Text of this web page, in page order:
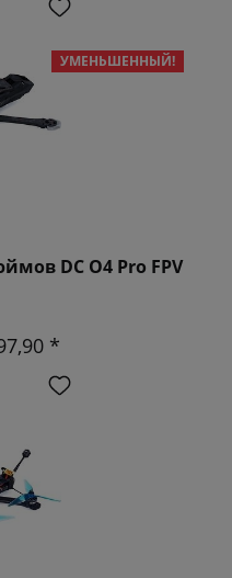
УМЕНЬШЕННЫЙ!
DC O4 Pro FPV
*